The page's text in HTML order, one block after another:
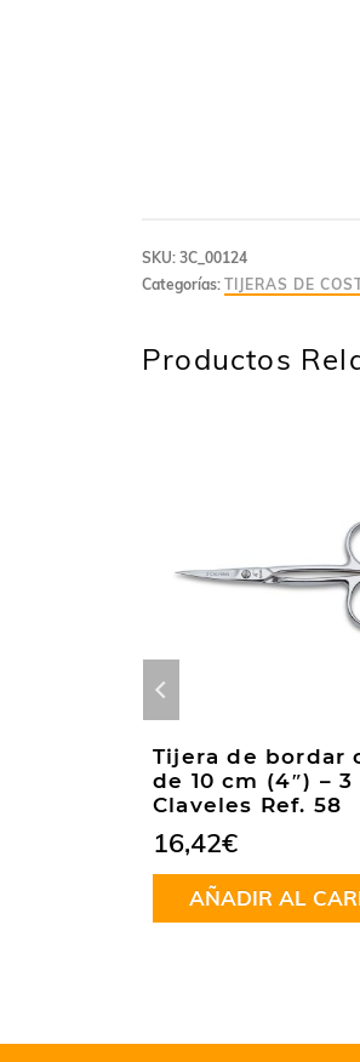
SKU: 3C_00124
Categorías: TIJERAS DE
Productos
Tijera de bordar
de 10 cm (4″) – 3
Claveles Ref. 58
16,42€
AÑADIR AL